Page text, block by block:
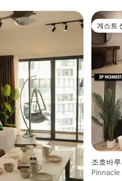
게스트
게스트
조호바
Pinnacle